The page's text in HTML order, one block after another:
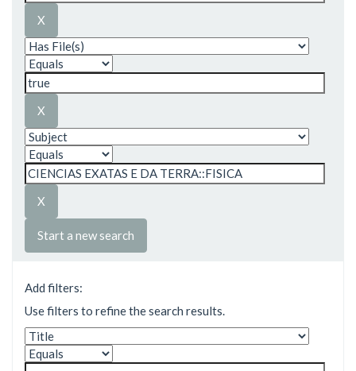
Start a new search
Add filters:
Use filters to refine the search results.